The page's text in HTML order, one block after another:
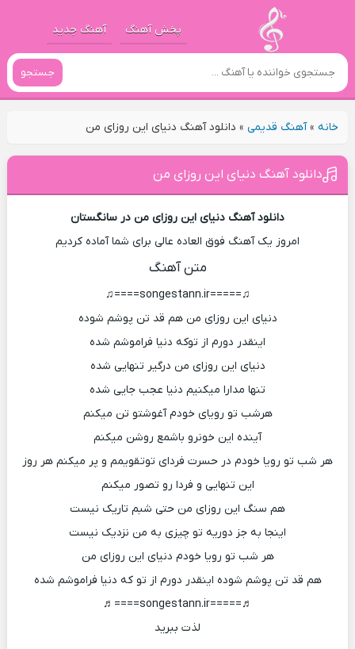
پخش آهنگ آهنگ جدید
جستجو
خانه»آهنگ قدیمی» دانلود آهنگ دنیای این روزای من
دانلود آهنگ دنیای این روزای من
دانلود آهنگ دنیای این روزای من در سانگستان
امروز یک آهنگ فوق العاده عالی برای شما آماده کردیم
متن آهنگ
♫=====songestann.ir====♫
دنیای این روزای من هم قد تن پوشم شوده
اینقدر دورم از توکه دنیا فراموشم شده
دنیای این روزای من درگیر تنهایی شده
تنها مدارا میکنیم دنیا عجب جایی شده
هرشب تو رویای خودم آغوشتو تن میکنم
آینده این خونرو باشمع روشن میکنم
هر شب تو رویا خودم در حسرت فردای توتقویمم و پر میکنم هر روز
این تنهایی و فردا رو تصور میکنم
هم سنگ این روزای من حتی شبم تاریک نیست
اینجا به جز دوریه تو چیزی به من نزدیک نیست
هر شب تو رویا خودم دنیای این روزای من
هم قد تن پوشم شوده اینقدر دورم از تو که دنیا فراموشم شده
♬=====songestann.ir====♬
لذت ببرید